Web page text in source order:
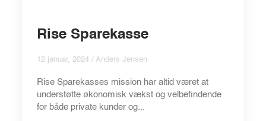
Rise Sparekasse
12 januar, 2024 / Anders Jensen
Rise Sparekasses mission har altid været at
understøtte økonomisk vækst og velbefindende
for både private kunder og...